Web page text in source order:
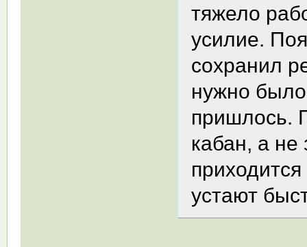
тяжело
усилие.
сохранил
нужно
пришлось.
кабан, а
устают